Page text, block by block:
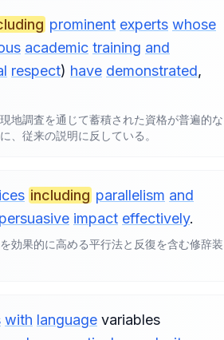
prominent experts whose
academic training and
respect) have demonstrated,
地調査を通じて蓄積された資格が普遍的な
、従来の説明に反している。
including parallelism and
persuasive impact effectively.
効果的に高める平行法と反復を含む修辞装
with language variables